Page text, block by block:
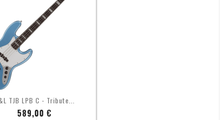
TJB LPB C - Tribute...
Prix
589,00 €
Aperçu rapide